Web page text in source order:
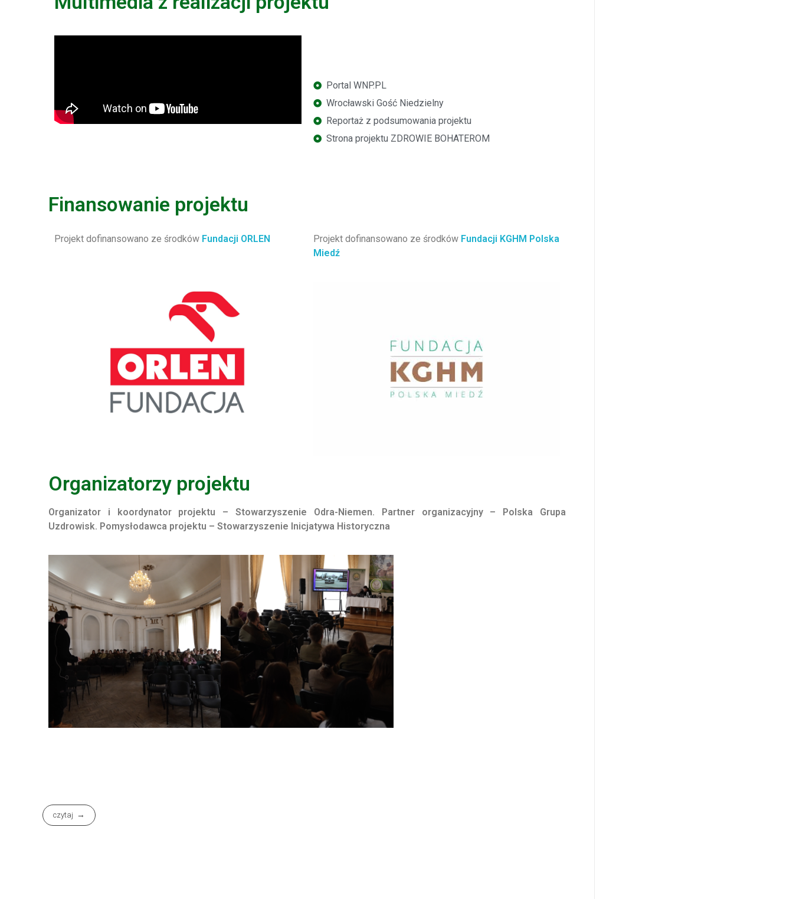
Portal WNP.PL
Wrocławski Gość Niedzielny
Reportaż z podsumowania projektu
Strona projektu ZDROWIE BOHATEROM
Finansowanie projektu
Projekt dofinansowano ze środków Fundacji ORLEN Projekt dofinansowano ze środków Fundacji KGHM Polska
Miedź
Organizatorzy projektu
Organizator i koordynator projektu – Stowarzyszenie Odra-Niemen.
Partner organizacyjny – Polska Grupa
Uzdrowisk. Pomysłodawca projektu – Stowarzyszenie Inicjatywa Historyczna
czytaj